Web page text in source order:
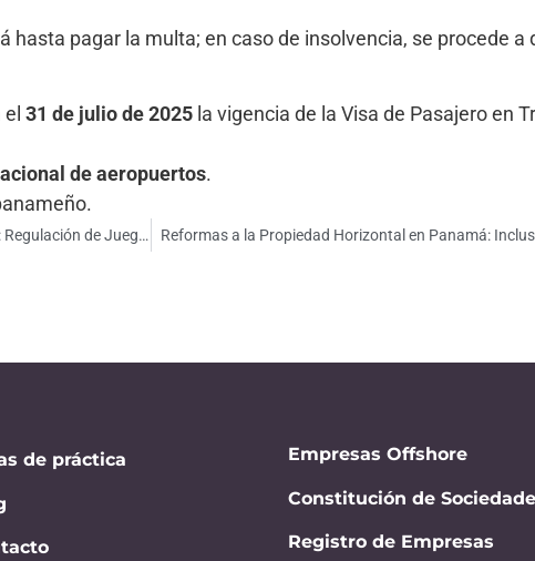
hasta pagar la multa; en caso de insolvencia, se procede a
31 de julio de 2025 la vigencia de la Visa de Pasajero en
de aeropuertos.
Resumen General de la Resolución No. 11 del 6 de marzo de 2020: Regulación de Juegos de Suerte y Azar a través de Internet en Panamá Reformas a la Propiedad Horizontal en Panamá:
de práctica Empresas Offshore
Constitución de
Registro de Empresas